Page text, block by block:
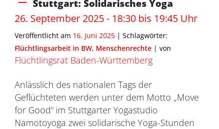
Stuttgart: Solidarisches Yoga
26. September 2025 - 18:30 bis 19:45 Uhr
Veröffentlicht am 16. Juni 2025 | Schlagwörter:
Flüchtlingsarbeit in BW, Menschenrechte | von
Flüchtlingsrat Baden-Württemberg
Anlässlich des nationalen Tags der
Geflüchteten werden unter dem Motto „Move
for Good“ im Stuttgarter Yogastudio
Namotoyoga zwei solidarische Yoga-Stunden